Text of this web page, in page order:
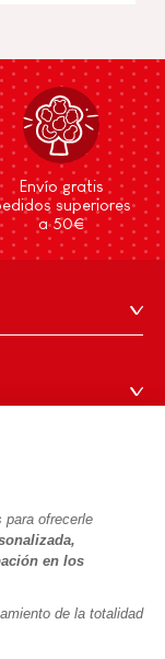
publicidad no
y participación
de la totalidad
Envío gratis
superiores
a 50€